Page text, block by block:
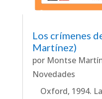
Los crímenes
Martínez)
por Montse
Novedades
Oxford, 1994.